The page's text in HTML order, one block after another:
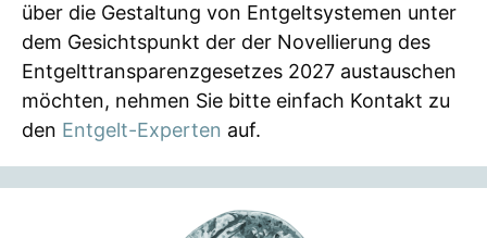
über die Gestaltung von Entgeltsystemen unter
dem Gesichtspunkt der der Novellierung des
Entgelttransparenzgesetzes 2027 austauschen
möchten, nehmen Sie bitte einfach Kontakt zu
den Entgelt-Experten auf.